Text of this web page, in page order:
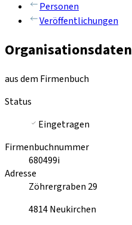
Personen
Veröffentlichungen
Organisationsdaten
aus dem Firmenbuch
Status
Eingetragen
Firmenbuchnummer
680499i
Adresse
Zöhrergraben 29
4814Neukirchen